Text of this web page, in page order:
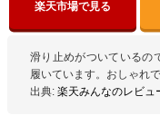
楽天市場で見る
滑り止めがついているの
履いています。おしゃれで
出典: 楽天みんなのレビュ